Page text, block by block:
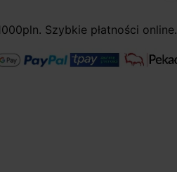
Szybkie płatności online.